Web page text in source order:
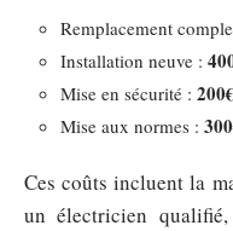
Remplacement
Installation neuve :
Mise en sécurité :
Mise aux normes :
Ces coûts incluent la
un électricien